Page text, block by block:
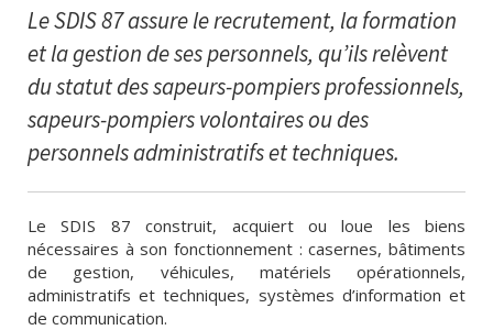
Le SDIS 87 assure le recrutement, la formation
et la gestion de ses personnels, qu’ils relèvent
du statut des sapeurs-pompiers professionnels,
sapeurs-pompiers volontaires ou des
personnels administratifs et techniques.
Le SDIS 87 construit, acquiert ou loue les biens
nécessaires à son fonctionnement : casernes, bâtiments
de gestion, véhicules, matériels opérationnels,
administratifs et techniques, systèmes d’information et
de communication.